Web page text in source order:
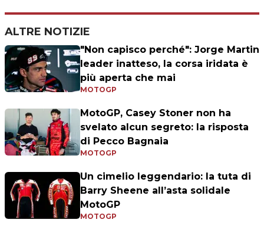
ALTRE NOTIZIE
"Non capisco perché": Jorge Martin
leader inatteso, la corsa iridata è
più aperta che mai
MOTOGP
MotoGP, Casey Stoner non ha
svelato alcun segreto: la risposta
di Pecco Bagnaia
MOTOGP
Un cimelio leggendario: la tuta di
Barry Sheene all’asta solidale
MotoGP
MOTOGP